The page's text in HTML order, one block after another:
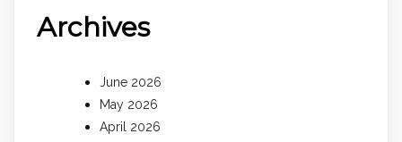
Archives
June 2026
May 2026
April 2026